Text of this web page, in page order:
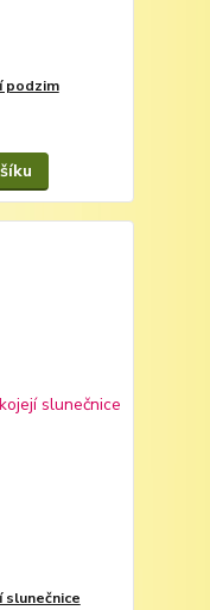
podzim
slunečnice